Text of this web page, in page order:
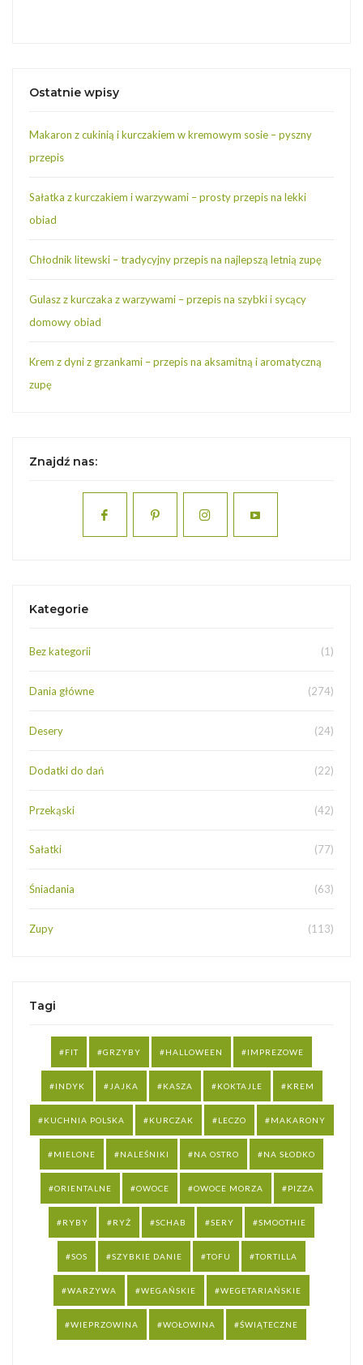
Ostatnie wpisy
Makaron z cukinią i kurczakiem w kremowym sosie – pyszny
przepis
Sałatka z kurczakiem i warzywami – prosty przepis na lekki
obiad
Chłodnik litewski – tradycyjny przepis na najlepszą letnią zupę
Gulasz z kurczaka z warzywami – przepis na szybki i sycący
domowy obiad
Krem z dyni z grzankami – przepis na aksamitną i aromatyczną
zupę
Znajdź nas:
Kategorie
Bez kategorii (1)
Dania główne (274)
Desery (24)
Dodatki do dań (22)
Przekąski (42)
Sałatki (77)
Śniadania (63)
Zupy (113)
Tagi
FIT GRZYBY HALLOWEEN IMPREZOWE
INDYK JAJKA KASZA KOKTAJLE KREM
KUCHNIA POLSKA KURCZAK LECZO MAKARONY
MIELONE NALEŚNIKI NA OSTRO NA SŁODKO
ORIENTALNE OWOCE OWOCE MORZA PIZZA
RYBY RYŻ SCHAB SERY SMOOTHIE
SOS SZYBKIE DANIE TOFU TORTILLA
WARZYWA WEGAŃSKIE WEGETARIAŃSKIE
WIEPRZOWINA WOŁOWINA ŚWIĄTECZNE